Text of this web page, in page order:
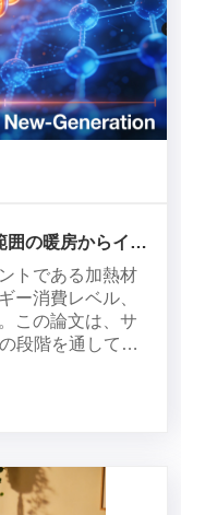
囲の暖房からイン
再構築
トである加熱材
ー消費レベル、
この論文は、サ
段階を通して体
ましたが、高エ
どのボトルネッ
により家庭用シ
新世代の材料 (グ